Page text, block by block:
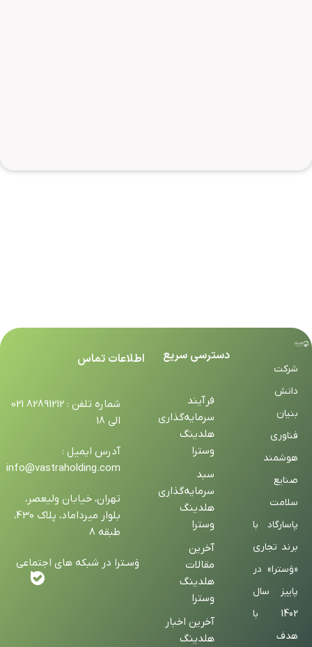
شرکت
دانش
بنیان
فناوری
هوشمند
صنایع
سلامت
پاسارگاد با
برند تجاری
«وَسترا» در
پاییز سال
1402 با
هدف
دسترسی سریع
فرآیند
سرمایه‌گذاری
هلدینگ
وسترا
سبد
سرمایه‌گذاری
هلدینگ
وسترا
آخرین
مقالات
هلدینگ
وسترا
آخرین اخبار
هلدینگ
اطلاعات تماس
شماره تلفن : 82891212 021
الی 18
آدرس ایمیل :
info@vastraholding.com
تهران، خیابان ولیعصر،
بلوار میرداماد، پلاک 430،
طبقه 8
وَسـترا در شبکه های اجتماعی